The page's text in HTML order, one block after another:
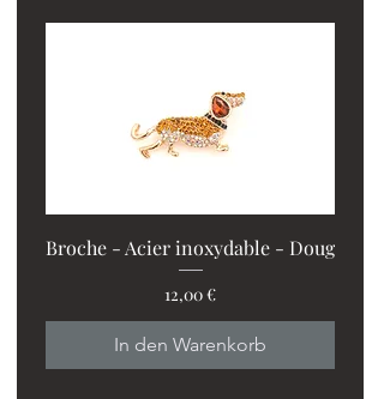
Broche - Acier inoxydable - Doug
Preis
12,00 €
In den Warenkorb